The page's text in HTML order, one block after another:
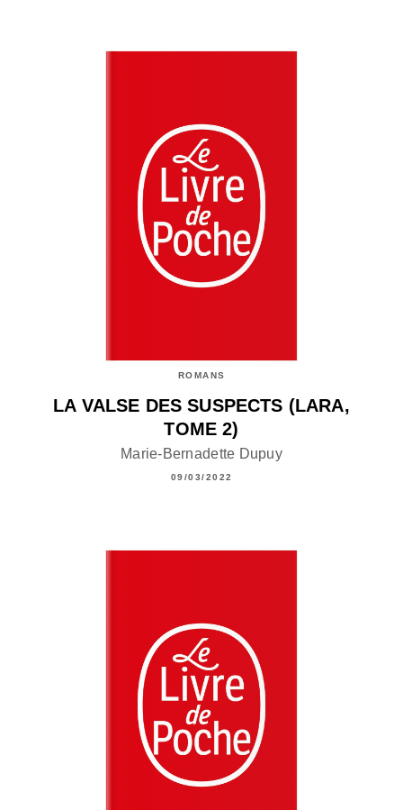
ROMANS
LA VALSE DES SUSPECTS (LARA,
TOME 2)
Marie-Bernadette Dupuy
09/03/2022